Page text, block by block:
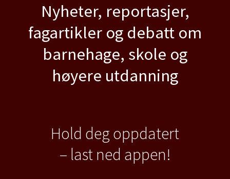
Nyheter, reportasjer,
fagartikler og debatt om
barnehage, skole og
høyere utdanning
Hold deg oppdatert
– last ned appen!